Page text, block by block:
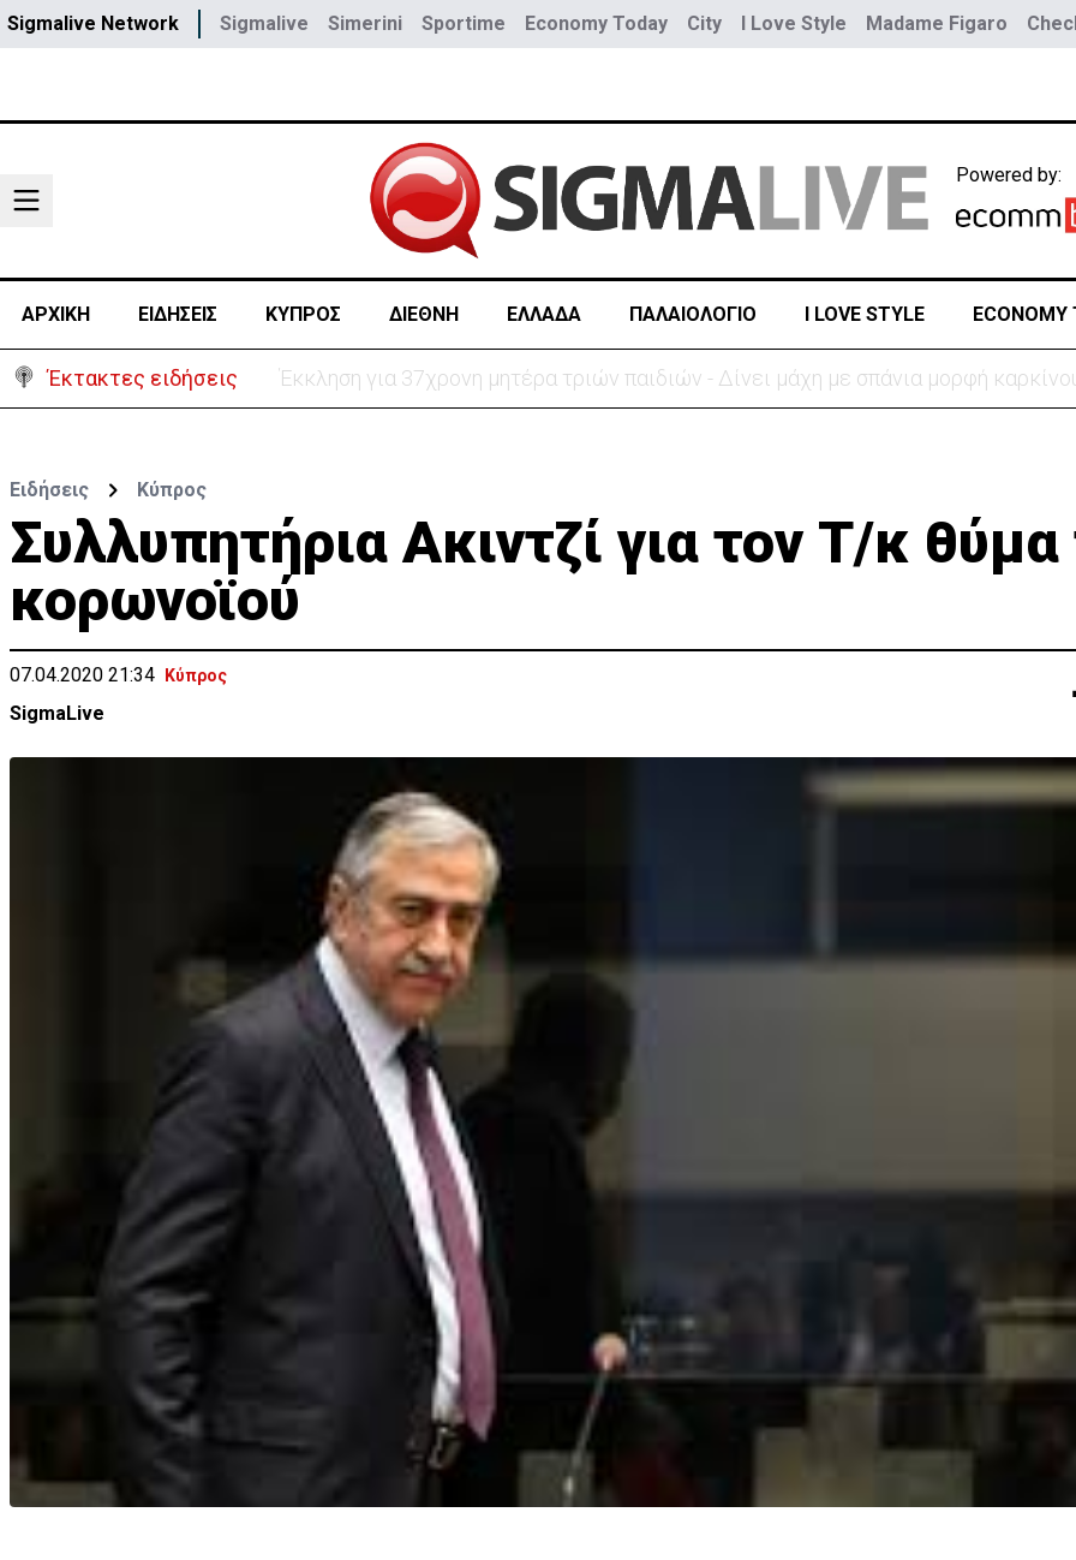
Sigmalive Network Sigmalive Simerini Sportime Economy Today City I Love Style Madame Figaro
Powered by:
ΑΡΧΙΚΗ ΕΙΔΗΣΕΙΣ ΚΥΠΡΟΣ ΔΙΕΘΝΗ ΕΛΛΑΔΑ ΠΑΛΑΙΟΛΟΓΙΟ I LOVE STYLE ECONOMY
Έκτακτες ειδήσεις Γερμανία: Συγκρούστηκαν δύο τραμ - Τουλάχιστον 25 τραυματίες, οι 7 σοβαρά
Ειδήσεις Κύπρος
Συλλυπητήρια Ακιντζί για τον Τ/κ θύμα
κορωνοϊού
07.04.2020 21:34 Κύπρος
SigmaLive